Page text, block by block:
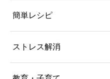
簡単レシピ
ストレス解消